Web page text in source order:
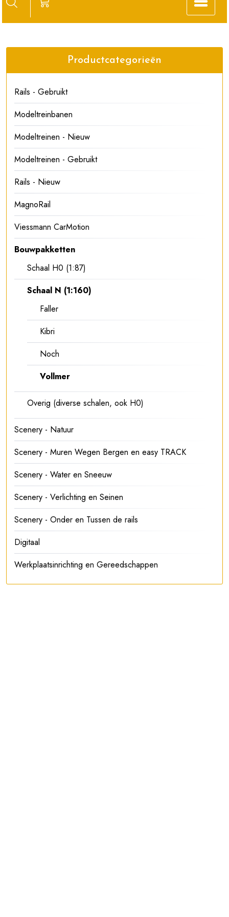
Productcategorieën
Rails - Gebruikt
Modeltreinbanen
Modeltreinen - Nieuw
Modeltreinen - Gebruikt
Rails - Nieuw
MagnoRail
Viessmann CarMotion
Bouwpakketten
Schaal H0 (1:87)
Schaal N (1:160)
Faller
Kibri
Noch
Vollmer
Overig (diverse schalen, ook H0)
Scenery - Natuur
Scenery - Muren Wegen Bergen en easy TRACK
Scenery - Water en Sneeuw
Scenery - Verlichting en Seinen
Scenery - Onder en Tussen de rails
Digitaal
Werkplaatsinrichting en Gereedschappen